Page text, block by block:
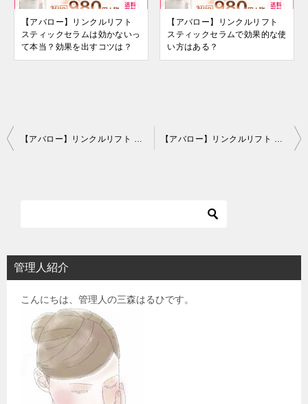
【アバロー】リンクルリフト
スティックセラムは効かないっ
て本当？効果を出すコツは？
【アバロー】リンクルリフト
スティックセラムで効果的な使
い方はある？
投
シ
【アバロー】リンクルリフト スティックセラムは楽天・アマゾンでも買える？最安値はどこ？ 【アバロー】リンクルリフト スティックセラムで効果的な使い方はある？
管理人紹介
こんにちは、管理人の三森はるひです。